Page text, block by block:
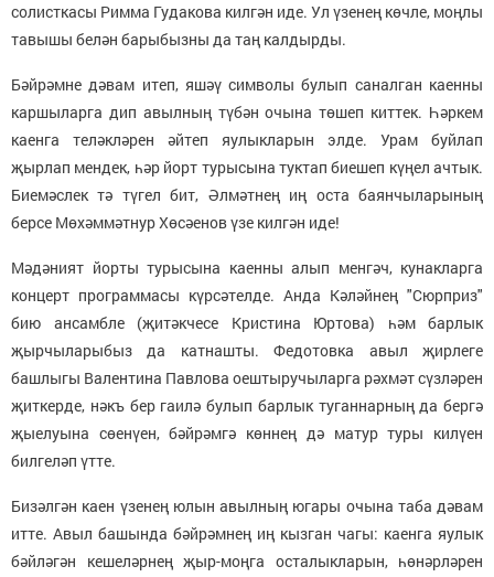
солисткасы Римма Гудакова килгән иде. Ул үзенең көчле, моңлы
тавышы белән барыбызны да таң калдырды.
Бәйрәмне дәвам итеп, яшәү символы булып саналган каенны
каршыларга дип авылның түбән очына төшеп киттек. Һәркем
каенга теләкләрен әйтеп яулыкларын элде. Урам буйлап
җырлап мендек, һәр йорт турысына туктап биешеп күңел ачтык.
Биемәслек тә түгел бит, Әлмәтнең иң оста баянчыларының
берсе Мөхәммәтнур Хөсәенов үзе килгән иде!
Мәдәният йорты турысына каенны алып менгәч, кунакларга
концерт программасы күрсәтелде. Анда Кәләйнең "Сюрприз"
бию ансамбле (җитәкчесе Кристина Юртова) һәм барлык
җырчыларыбыз да катнашты. Федотовка авыл җирлеге
башлыгы Валентина Павлова оештыручыларга рәхмәт сүзләрен
җиткерде, нәкъ бер гаилә булып барлык туганнарның да бергә
җыелуына сөенүен, бәйрәмгә көннең дә матур туры килүен
билгеләп үтте.
Бизәлгән каен үзенең юлын авылның югары очына таба дәвам
итте. Авыл башында бәйрәмнең иң кызган чагы: каенга яулык
бәйләгән кешеләрнең җыр-моңга осталыкларын, һөнәрләрен